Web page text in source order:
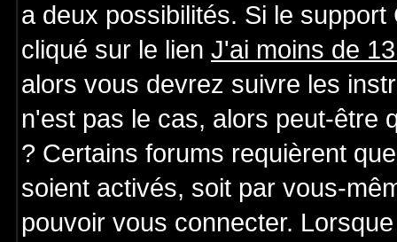
a deux possibilités. Si le
cliqué sur le lien J'ai moins de
alors vous devrez suivre les
n'est pas le cas, alors peut-être
? Certains forums requièrent
soient activés, soit par vous-
pouvoir vous connecter.